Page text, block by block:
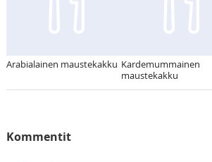
Arabialainen maustekakku Kardemummainen
maustekakku
Kommentit